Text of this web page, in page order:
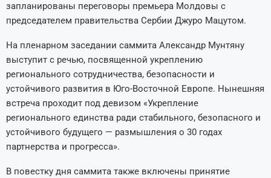
запланированы переговоры премьера Молдовы с
председателем правительства Сербии Джуро Мацутом.
На пленарном заседании саммита Александр Мунтяну
выступит с речью, посвященной укреплению
регионального сотрудничества, безопасности и
устойчивого развития в Юго-Восточной Европе. Нынешняя
встреча проходит под девизом «Укрепление
регионального единства ради стабильного, безопасного и
устойчивого будущего — размышления о 30 годах
партнерства и прогресса».
В повестку дня саммита также включены принятие